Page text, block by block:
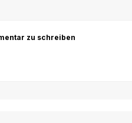
zu schreiben